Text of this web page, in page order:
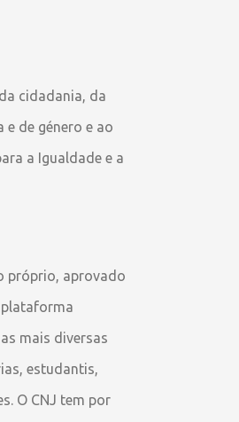
cidadania, da
de género e ao
a Igualdade e a
próprio, aprovado
plataforma
mais diversas
estudantis,
O CNJ tem por